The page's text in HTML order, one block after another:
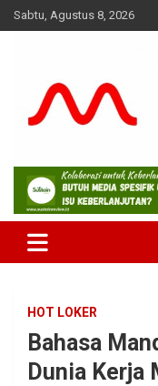
Skip
to
Sabtu, Agustus 8, 2026
MulaMula
Medianya para Gen Z
HOT LOKER
Bahasa
Dunia Kerja